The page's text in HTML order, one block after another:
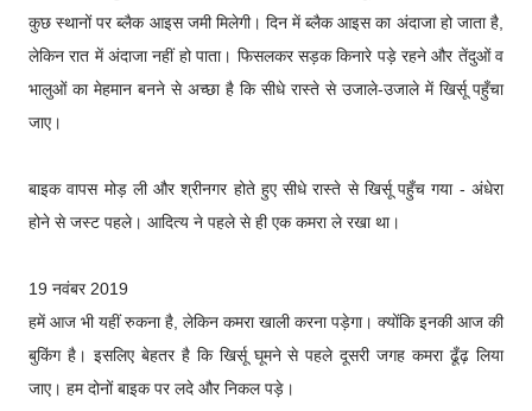
कुछ स्थानों पर ब्लैक आइस जमी मिलेगी। दिन में ब्लैक आइस का अंदाजा हो जाता है,
लेकिन रात में अंदाजा नहीं हो पाता। फिसलकर सड़क किनारे पड़े रहने और तेंदुओं व
भालुओं का मेहमान बनने से अच्छा है कि सीधे रास्ते से उजाले-उजाले में खिर्सू पहुँचा
जाए।
बाइक वापस मोड़ ली और श्रीनगर होते हुए सीधे रास्ते से खिर्सू पहुँच गया - अंधेरा
होने से जस्ट पहले। आदित्य ने पहले से ही एक कमरा ले रखा था।
19 नवंबर 2019
हमें आज भी यहीं रुकना है, लेकिन कमरा खाली करना पड़ेगा। क्योंकि इनकी आज की
बुकिंग है। इसलिए बेहतर है कि खिर्सू घूमने से पहले दूसरी जगह कमरा ढूँढ़ लिया
जाए। हम दोनों बाइक पर लदे और निकल पड़े।